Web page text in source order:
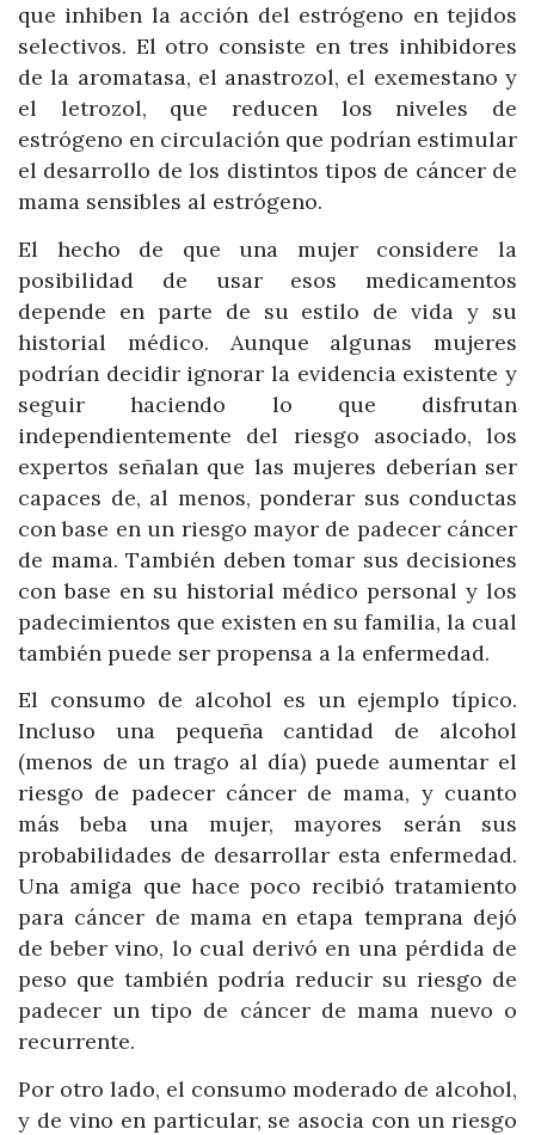
que inhiben la acción del estrógeno en tejidos
selectivos. El otro consiste en tres inhibidores
de la aromatasa, el anastrozol, el exemestano y
el letrozol, que reducen los niveles de
estrógeno en circulación que podrían estimular
el desarrollo de los distintos tipos de cáncer de
mama sensibles al estrógeno.
El hecho de que una mujer considere la
posibilidad de usar esos medicamentos
depende en parte de su estilo de vida y su
historial médico. Aunque algunas mujeres
podrían decidir ignorar la evidencia existente y
seguir haciendo lo que disfrutan
independientemente del riesgo asociado, los
expertos señalan que las mujeres deberían ser
capaces de, al menos, ponderar sus conductas
con base en un riesgo mayor de padecer cáncer
de mama. También deben tomar sus decisiones
con base en su historial médico personal y los
padecimientos que existen en su familia, la cual
también puede ser propensa a la enfermedad.
El consumo de alcohol es un ejemplo típico.
Incluso una pequeña cantidad de alcohol
(menos de un trago al día) puede aumentar el
riesgo de padecer cáncer de mama, y cuanto
más beba una mujer, mayores serán sus
probabilidades de desarrollar esta enfermedad.
Una amiga que hace poco recibió tratamiento
para cáncer de mama en etapa temprana dejó
de beber vino, lo cual derivó en una pérdida de
peso que también podría reducir su riesgo de
padecer un tipo de cáncer de mama nuevo o
recurrente.
Por otro lado, el consumo moderado de alcohol,
y de vino en particular, se asocia con un riesgo